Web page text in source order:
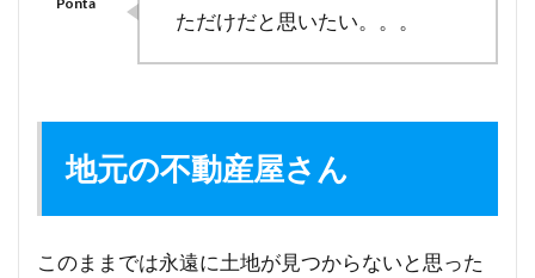
ただけだと思いたい。。。
地元の不動産屋さん
このままでは永遠に土地が見つからないと思った